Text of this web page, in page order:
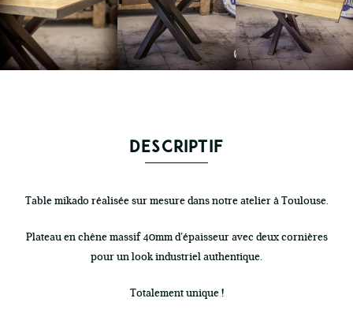
DESCRIPTIF
Table mikado réalisée sur mesure dans notre atelier à Toulouse.
Plateau en chêne massif 40mm d’épaisseur avec deux cornières
pour un look industriel authentique.
Totalement unique !